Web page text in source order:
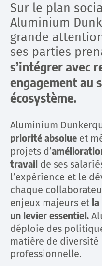
Sur le plan
Aluminium
grande
ses parties
s’intégrer avec
engagement au
écosystème.
Aluminium
priorité absolue et
projets d’
travail de ses
l’expérience et le
chaque
enjeux majeurs et
un levier essentiel.
déploie des
matière de diversité
professionnelle.